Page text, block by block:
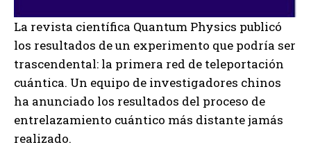
La revista científica Quantum Physics publicó
los resultados de un experimento que podría ser
trascendental: la primera red de teleportación
cuántica. Un equipo de investigadores chinos
ha anunciado los resultados del proceso de
entrelazamiento cuántico más distante jamás
realizado.